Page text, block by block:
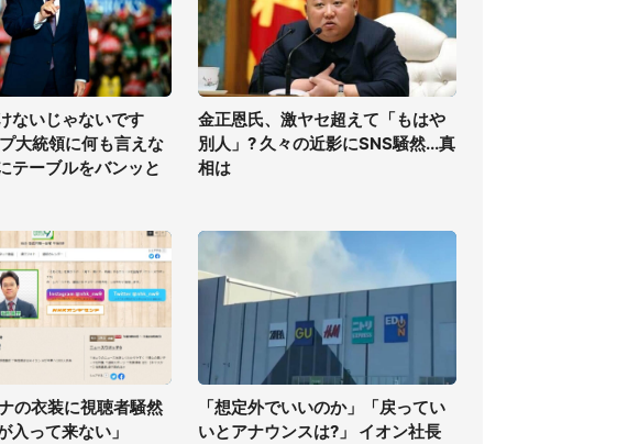
ないじゃないです
大統領に何も言えな
テーブルをバンッと
金正恩氏、激ヤセ超えて「もはや
別人」? 久々の近影にSNS騒然...真
相は
の衣装に視聴者騒然
入って来ない」
「想定外でいいのか」「戻ってい
いとアナウンスは?」 イオン社長